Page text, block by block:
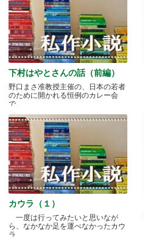
下村はやとさんの話（前編）
野口まさ准教授主催の、日本の若者
のために開かれる恒例のカレー会
で.....
カウラ（１）
一度は行ってみたいと思いなが
ら、なかなか足を運べなかったカウ
ラ.....